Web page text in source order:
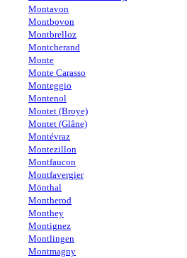
Montavon
Montbovon
Montbrelloz
Montcherand
Monte
Monte Carasso
Monteggio
Montenol
Montet (Broye)
Montet (Glâne)
Montévraz
Montezillon
Montfaucon
Montfavergier
Mönthal
Montherod
Monthey
Montignez
Montlingen
Montmagny